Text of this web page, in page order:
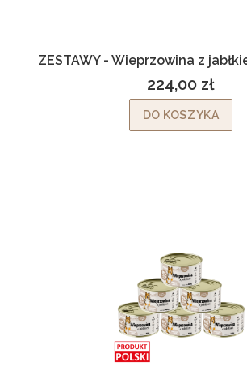
ZESTAWY - Wieprzowina z
Cena
224,00 zł
DO KOSZYKA